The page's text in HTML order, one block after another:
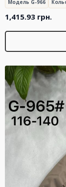
Модель G-966
1,415.93 грн.